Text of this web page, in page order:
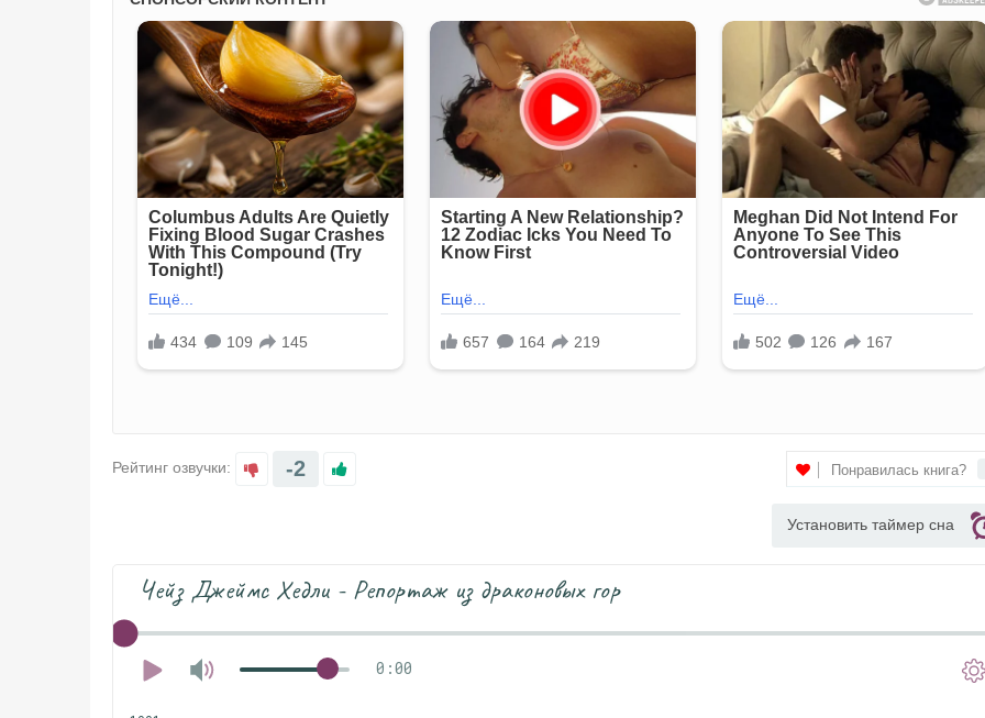
Рейтинг озвучки: -2 Понравилась книга?
Установить таймер сна
Чейз Джеймс Хедли - Репортаж из драконовых гор
0:00